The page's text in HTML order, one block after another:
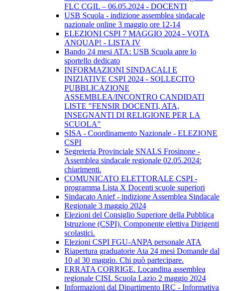
FLC CGIL – 06.05.2024 - DOCENTI
USB Scuola - indizione assemblea sindacale
nazionale online 3 maggio ore 12-14
ELEZIONI CSPI 7 MAGGIO 2024 - VOTA
ANQUAP! - LISTA IV
Bando 24 mesi ATA: USB Scuola apre lo
sportello dedicato
INFORMAZIONI SINDACALI E
INIZIATIVE CSPI 2024 - SOLLECITO
PUBBLICAZIONE
ASSEMBLEA/INCONTRO CANDIDATI
LISTE "FENSIR DOCENTI, ATA,
INSEGNANTI DI RELIGIONE PER LA
SCUOLA"
SISA - Coordinamento Nazionale - ELEZIONE
CSPI
Segreteria Provinciale SNALS Frosinone -
Assemblea sindacale regionale 02.05.2024:
chiarimenti.
COMUNICATO ELETTORALE CSPI -
programma Lista X Docenti scuole superiori
Sindacato Anief - indizione Assemblea Sindacale
Regionale 3 maggio 2024
Elezioni del Consiglio Superiore della Pubblica
Istruzione (CSPI). Componente elettiva Dirigenti
scolastici.
Elezioni CSPI FGU-ANPA personale ATA
Riapertura graduatorie Ata 24 mesi Domande dal
10 al 30 maggio. Chi può partecipare.
ERRATA CORRIGE. Locandina assemblea
regionale CISL Scuola Lazio 2 maggio 2024
Informazioni dal Dipartimento IRC - Informativa